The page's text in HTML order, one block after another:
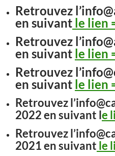
Retrouvez
en suivant le lien
Retrouvez
en suivant le lien
Retrouvez
en suivant le lien
Retrouvez
2022 en suivant le
Retrouvez
2021 en suivant le